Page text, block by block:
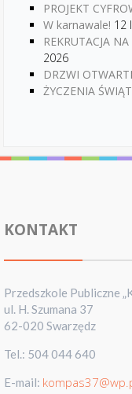
PROJEKT
W karnawale! 12
REKRUTACJA
2026
DRZWI
ŻYCZENIA
KONTAKT
Przedszkole Publiczne
ul. H. Szumana 37
62-020 Swarzędz
Tel.: 504 044 640
E-mail: